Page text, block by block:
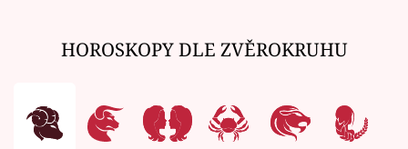
HOROSKOPY DLE ZVĚROKRUHU